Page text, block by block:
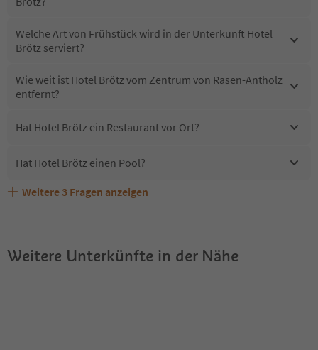
Welche Art von Frühstück wird in der Unterkunft Hotel
Brötz serviert?
Wie weit ist Hotel Brötz vom Zentrum von Rasen-Antholz
entfernt?
Hat Hotel Brötz ein Restaurant vor Ort?
Hat Hotel Brötz einen Pool?
Sind Haustiere in der Unterkunft Hotel Brötz erlaubt?
Welche Services bietet Hotel Brötz?
Erhalten die Gäste von Hotel Brötz einen Südtirol
Weitere 3 Fragen anzeigen
Weitere Unterkünfte in der Nähe